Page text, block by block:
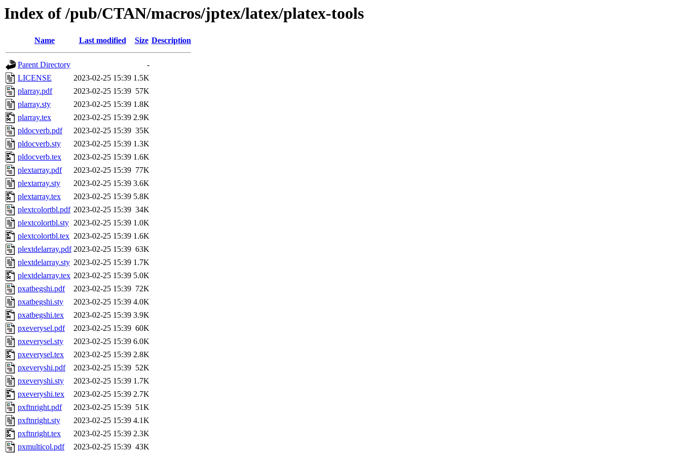
Index of /pub/CTAN/macros/jptex/latex/platex-tools
Name Last modified Size Description
Parent Directory
-
LICENSE
2023-02-25 15:39 1.5K
plarray.pdf
2023-02-25 15:39 57K
plarray.sty
2023-02-25 15:39 1.8K
plarray.tex
2023-02-25 15:39 2.9K
pldocverb.pdf
2023-02-25 15:39 35K
pldocverb.sty
2023-02-25 15:39 1.3K
pldocverb.tex
2023-02-25 15:39 1.6K
plextarray.pdf
2023-02-25 15:39 77K
plextarray.sty
2023-02-25 15:39 3.6K
plextarray.tex
2023-02-25 15:39 5.8K
plextcolortbl.pdf 2023-02-25 15:39 34K
plextcolortbl.sty 2023-02-25 15:39 1.0K
plextcolortbl.tex 2023-02-25 15:39 1.6K
plextdelarray.pdf 2023-02-25 15:39 63K
plextdelarray.sty 2023-02-25 15:39 1.7K
plextdelarray.tex 2023-02-25 15:39 5.0K
pxatbegshi.pdf
2023-02-25 15:39 72K
pxatbegshi.sty
2023-02-25 15:39 4.0K
pxatbegshi.tex
2023-02-25 15:39 3.9K
pxeverysel.pdf
2023-02-25 15:39 60K
pxeverysel.sty
2023-02-25 15:39 6.0K
pxeverysel.tex
2023-02-25 15:39 2.8K
pxeveryshi.pdf
2023-02-25 15:39 52K
pxeveryshi.sty
2023-02-25 15:39 1.7K
pxeveryshi.tex
2023-02-25 15:39 2.7K
pxftnright.pdf
2023-02-25 15:39 51K
pxftnright.sty
2023-02-25 15:39 4.1K
pxftnright.tex
2023-02-25 15:39 2.3K
pxmulticol.pdf
2023-02-25 15:39 43K